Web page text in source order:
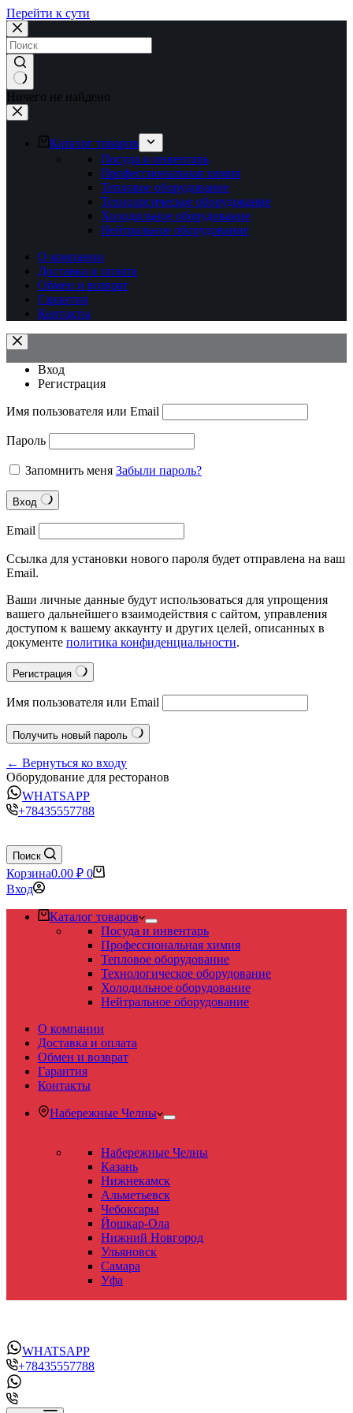
Перейти к сути
Ничего не найдено
Каталог товаров
Посуда и инвентарь
Профессиональная химия
Тепловое оборудование
Технологическое оборудование
Холодильное оборудование
Нейтральное оборудование
О компании
Доставка и оплата
Обмен и возврат
Гарантия
Контакты
Вход
Регистрация
Имя пользователя или Email
Пароль
Запомнить меня Забыли пароль?
Вход
Email
Ссылка для установки нового пароля будет отправлена на ваш
Email.
Ваши личные данные будут использоваться для упрощения
вашего дальнейшего взаимодействия с сайтом, управления
доступом к вашему аккаунту и других целей, описанных в
документе политика конфиденциальности.
Регистрация
Имя пользователя или Email
Получить новый пароль
← Вернуться ко входу
Оборудование для ресторанов
WHATSAPP
+78435557788
Поиск
Корзина0.00 ₽ 0
Вход
Каталог товаров
Посуда и инвентарь
Профессиональная химия
Тепловое оборудование
Технологическое оборудование
Холодильное оборудование
Нейтральное оборудование
О компании
Доставка и оплата
Обмен и возврат
Гарантия
Контакты
Набережные Челны
Набережные Челны
Казань
Нижнекамск
Альметьевск
Чебоксары
Йошкар-Ола
Нижний Новгород
Ульяновск
Самара
Уфа
WHATSAPP
+78435557788